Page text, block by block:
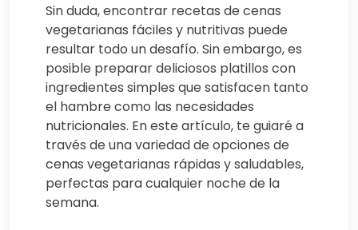
Sin duda, encontrar recetas de cenas
vegetarianas fáciles y nutritivas puede
resultar todo un desafío. Sin embargo, es
posible preparar deliciosos platillos con
ingredientes simples que satisfacen tanto
el hambre como las necesidades
nutricionales. En este artículo, te guiaré a
través de una variedad de opciones de
cenas vegetarianas rápidas y saludables,
perfectas para cualquier noche de la
semana.